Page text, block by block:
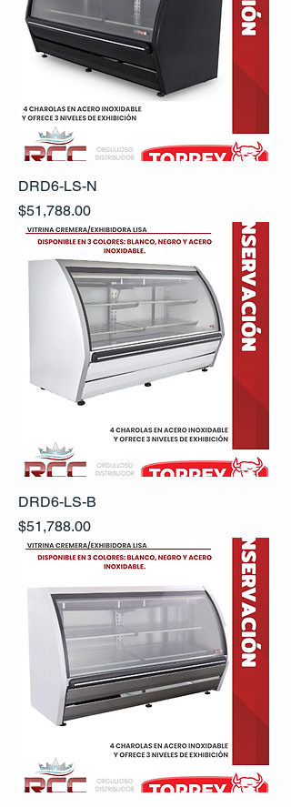
DRD6-LS-N
Precio
$51,788.00
DRD6-LS-B
Precio
$51,788.00